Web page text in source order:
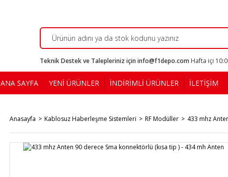
Teknik Destek ve Talepleriniz için info@f1depo.com Hafta içi
ANA SAYFA YENİ ÜRÜNLER İNDİRİMLİ ÜRÜNLER İLETİŞİM
Anasayfa Kablosuz Haberleşme Sistemleri RF Modüller 433 mhz